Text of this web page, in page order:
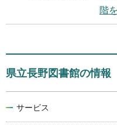
階
県立長野図書館の情報
サービス